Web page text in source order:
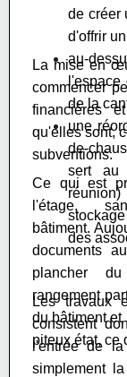
de créer
d'offrir
au-
l'espace
de la
une
de-
sert au
des
La mise en
commencer
financières
qu'elles sont,
subventions.
Ce qui est
l'étage,
bâtiment.
documents
plancher
rangement
du bâtiment et
piteux état, ce
Les travaux
consistent
l'entrée de
simplement